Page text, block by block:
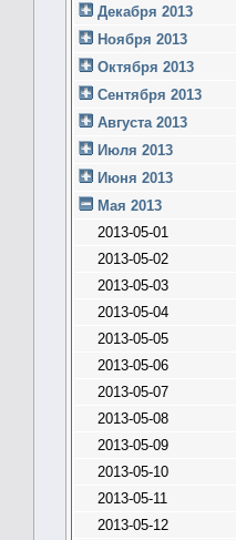
Декабря 2013
Ноября 2013
Октября 2013
Сентября 2013
Августа 2013
Июля 2013
Июня 2013
Мая 2013
2013-05-01
2013-05-02
2013-05-03
2013-05-04
2013-05-05
2013-05-06
2013-05-07
2013-05-08
2013-05-09
2013-05-10
2013-05-11
2013-05-12